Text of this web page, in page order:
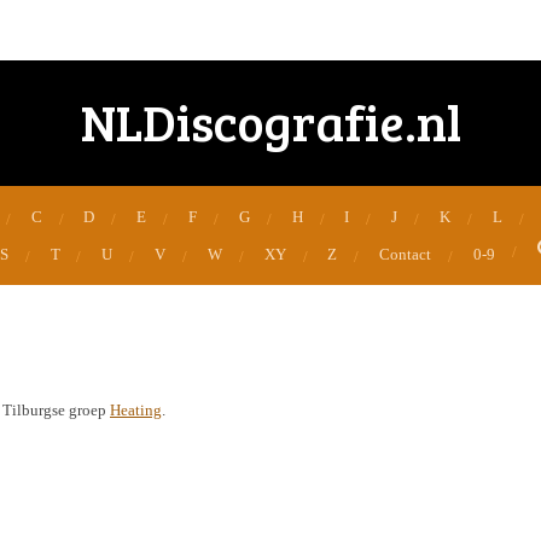
NLDiscografie.nl
C D E F G H I J K L
S T U V W XY Z Contact 0-9
groep Heating.